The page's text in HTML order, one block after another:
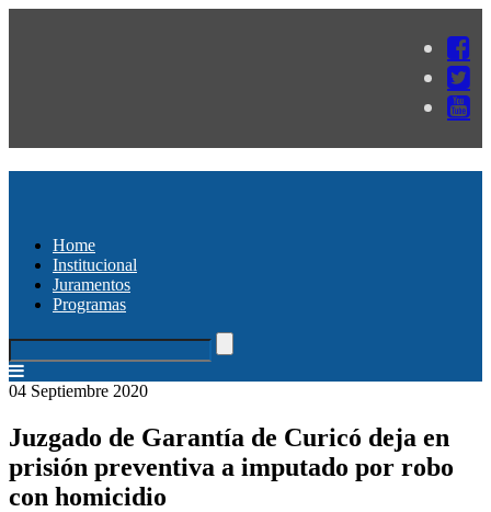
Home
Institucional
Juramentos
Programas
04 Septiembre 2020
Juzgado de Garantía de Curicó deja en
prisión preventiva a imputado por robo
con homicidio